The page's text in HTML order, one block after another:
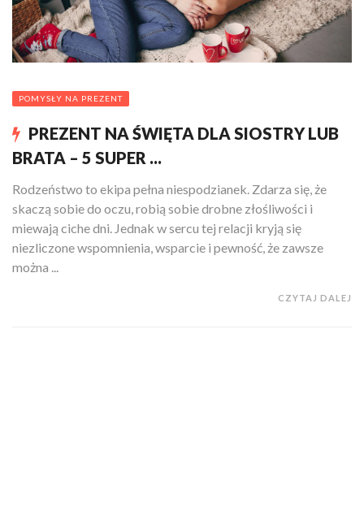
POMYSŁY NA PREZENT
PREZENT NA ŚWIĘTA DLA SIOSTRY LUB
BRATA – 5 SUPER ...
Rodzeństwo to ekipa pełna niespodzianek. Zdarza się, że
skaczą sobie do oczu, robią sobie drobne złośliwości i
miewają ciche dni. Jednak w sercu tej relacji kryją się
niezliczone wspomnienia, wsparcie i pewność, że zawsze
można ...
CZYTAJ DALEJ